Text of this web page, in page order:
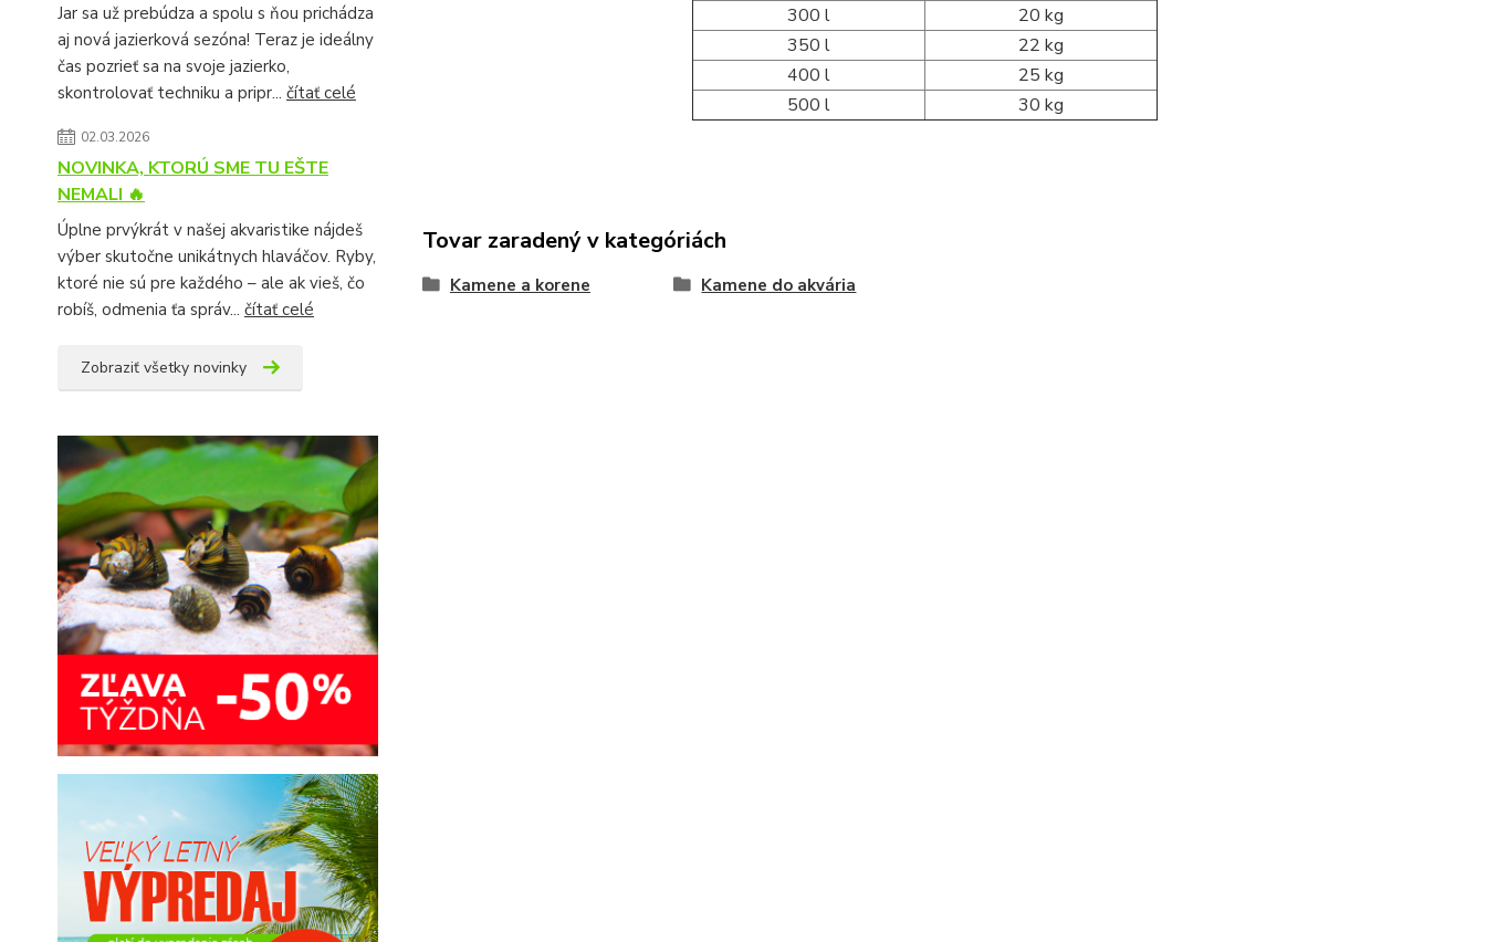
Jar sa už prebúdza a spolu s ňou prichádza
aj nová jazierková sezóna! Teraz je ideálny
čas pozrieť sa na svoje jazierko,
skontrolovať techniku a pripr... čítať celé
02.03.2026
NOVINKA, KTORÚ SME TU EŠTE
NEMALI 🔥
Úplne prvýkrát v našej akvaristike nájdeš
výber skutočne unikátnych hlaváčov. Ryby,
ktoré nie sú pre každého – ale ak vieš, čo
robíš, odmenia ťa správ... čítať celé
Zobraziť všetky novinky
300 l
20 kg
350 l
22 kg
400 l
25 kg
500 l
30 kg
Tovar zaradený v kategóriách
Kamene a korene Kamene do akvária